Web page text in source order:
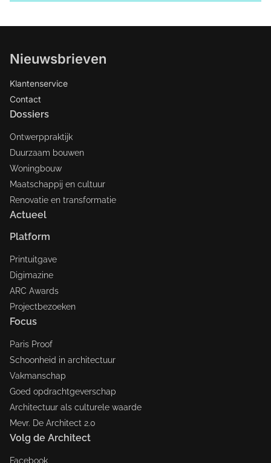
Nieuwsbrieven
Klantenservice
Contact
Dossiers
Ontwerppraktijk
Duurzaam bouwen
Woningbouw
Maatschappij en cultuur
Renovatie en transformatie
Actueel
Platform
Printuitgave
Digimazine
ARC Awards
Projectbezoeken
Focus
Paris Proof
Schoonheid in architectuur
Vakmanschap
Goed opdrachtgeverschap
Architectuur als culturele waarde
Mevr. De Architect 2.0
Volg de Architect
Facebook